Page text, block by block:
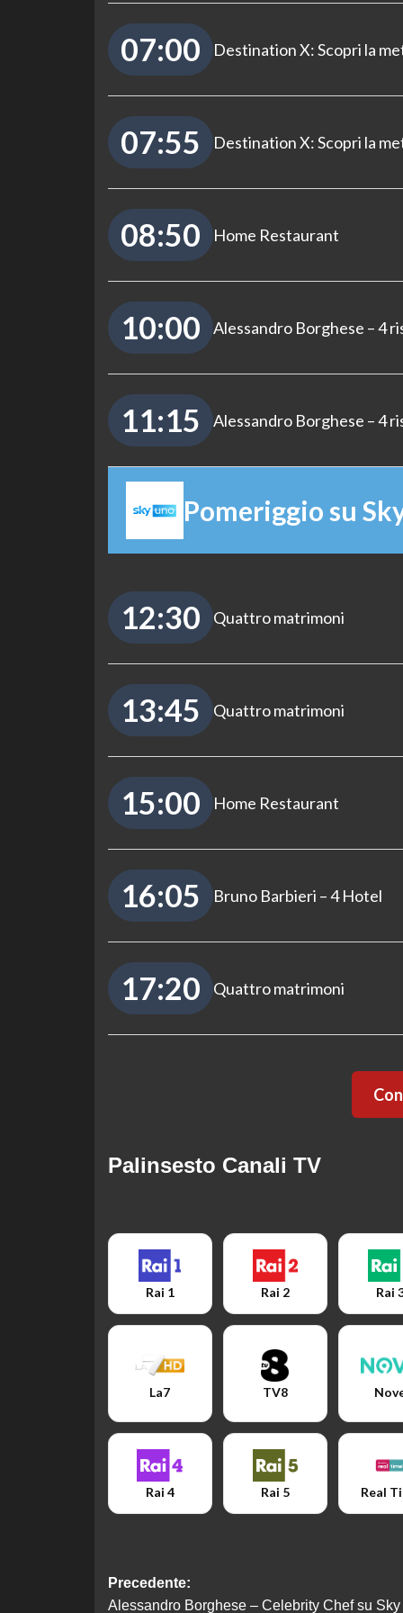
07:00 Destination X: Scopri la
07:55 Destination X: Scopri la
08:50 Home Restaurant
10:00 Alessandro Borghese – 4
11:15 Alessandro Borghese – 4
Pomeriggio su
12:30 Quattro matrimoni
13:45 Quattro matrimoni
15:00 Home Restaurant
16:05 Bruno Barbieri – 4 Hotel
17:20 Quattro matrimoni
Palinsesto Canali TV
Rai 1 Rai 2 Rai
La7 TV8
Rai 4 Rai 5 Real
Navigazione
Precedente:
Alessandro Borghese – Celebrity Chef su Sky